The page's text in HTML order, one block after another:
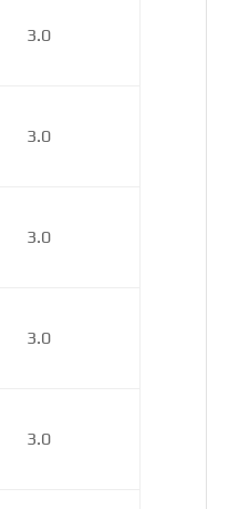
3.0
3.0
3.0
3.0
3.0